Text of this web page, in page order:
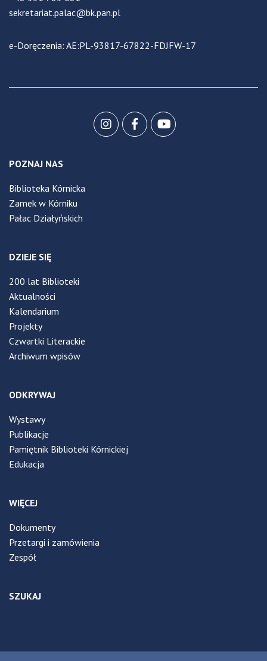
sekretariat.palac@bk.pan.pl
e-Doręczenia: AE:PL-93817-67822-FDJFW-17
POZNAJ NAS
Biblioteka Kórnicka
Zamek w Kórniku
Pałac Działyńskich
DZIEJE SIĘ
200 lat Biblioteki
Aktualności
Kalendarium
Projekty
Czwartki Literackie
Archiwum wpisów
ODKRYWAJ
Wystawy
Publikacje
Pamiętnik Biblioteki Kórnickiej
Edukacja
WIĘCEJ
Dokumenty
Przetargi i zamówienia
Zespół
SZUKAJ